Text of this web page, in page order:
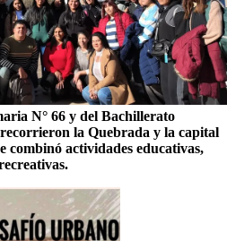
N° 66 y del Bachillerato
la Quebrada y la capital
combinó actividades educativas,